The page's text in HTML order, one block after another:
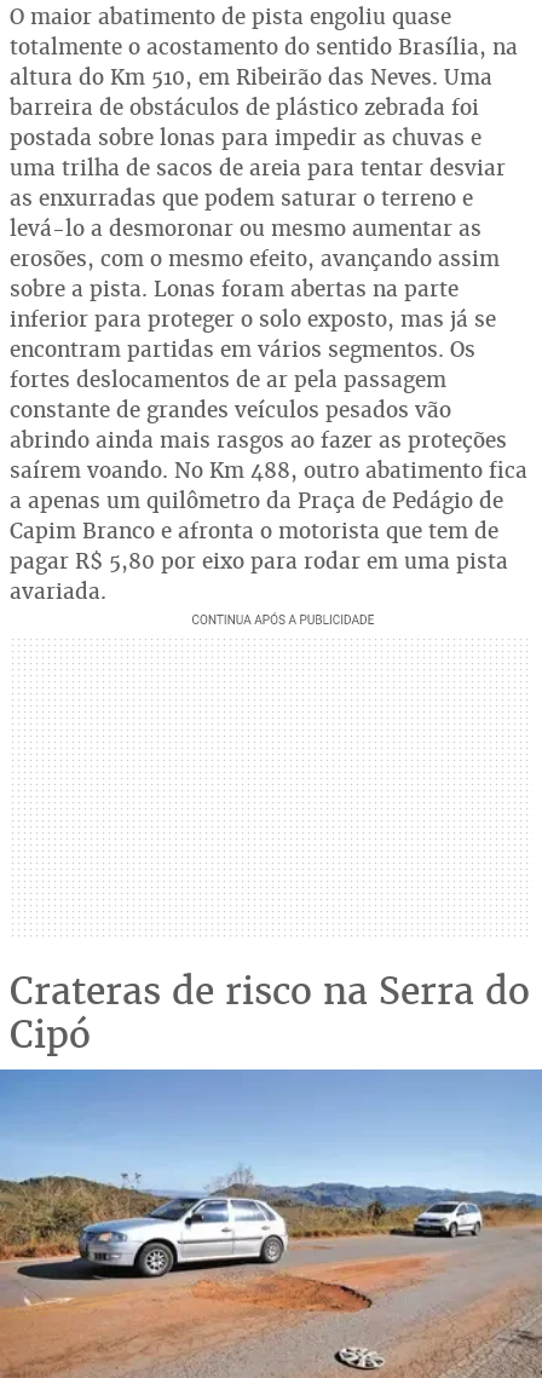
O maior abatimento de pista engoliu quase
totalmente o acostamento do sentido Brasília, na
altura do Km 510, em Ribeirão das Neves. Uma
barreira de obstáculos de plástico zebrada foi
postada sobre lonas para impedir as chuvas e
uma trilha de sacos de areia para tentar desviar
as enxurradas que podem saturar o terreno e
levá-lo a desmoronar ou mesmo aumentar as
erosões, com o mesmo efeito, avançando assim
sobre a pista. Lonas foram abertas na parte
inferior para proteger o solo exposto, mas já se
encontram partidas em vários segmentos. Os
fortes deslocamentos de ar pela passagem
constante de grandes veículos pesados vão
abrindo ainda mais rasgos ao fazer as proteções
saírem voando. No Km 488, outro abatimento fica
a apenas um quilômetro da Praça de Pedágio de
Capim Branco e afronta o motorista que tem de
pagar R$ 5,80 por eixo para rodar em uma pista
avariada.
Crateras de risco na Serra do
Cipó